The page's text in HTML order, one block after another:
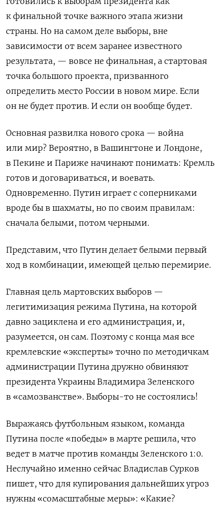
к финальной точке важного этапа жизни
страны. Но на самом деле выборы, вне
зависимости от всем заранее известного
результата, — вовсе не финальная, а стартовая
точка большого проекта, призванного
определить место России в новом мире. Если
он не будет против. И если он вообще будет.
Основная развилка нового срока — война
или мир? Вероятно, в Вашингтоне и Лондоне,
в Пекине и Париже начинают понимать: Кремль
готов и договариваться, и воевать.
Одновременно. Путин играет с соперниками
вроде бы в шахматы, но по своим правилам:
сначала белыми, потом черными.
Представим, что Путин делает белыми первый
ход в комбинации, имеющей целью перемирие.
Главная цель мартовских выборов —
легитимизация режима Путина, на которой
давно зациклена и его администрация, и,
разумеется, он сам. Поэтому с конца мая все
кремлевские «эксперты» точно по методичкам
администрации Путина дружно обвиняют
президента Украины Владимира Зеленского
в «самозванстве». Выборы-то не состоялись!
Выражаясь футбольным языком, команда
Путина после «победы» в марте решила, что
ведет в матче против команды Зеленского 1:0.
Неслучайно именно сейчас Владислав Сурков
пишет, что для купирования дальнейших угроз
нужны «сомасштабные меры»: «Какие?